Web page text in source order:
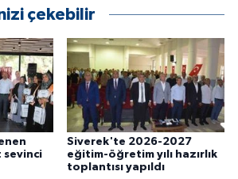
çekebilir
sevinci
Siverek'te 2026-2027
eğitim-öğretim yılı hazırlık
toplantısı yapıldı